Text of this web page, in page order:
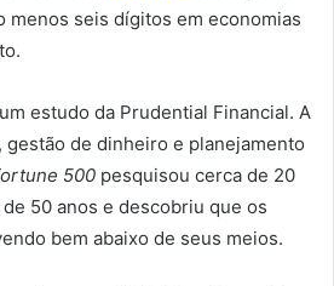
menos seis dígitos em economias
estudo da Prudential Financial. A
de dinheiro e planejamento
500 pesquisou cerca de 20
50 anos e descobriu que os
bem abaixo de seus meios.